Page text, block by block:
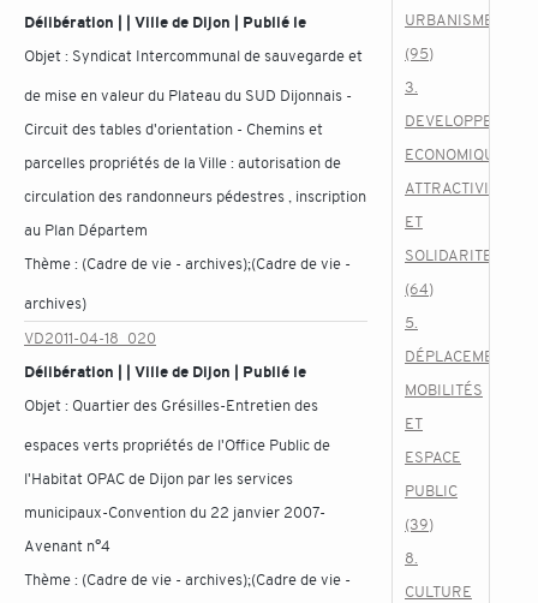
Délibération | | Ville de Dijon | Publié le
Objet : Syndicat Intercommunal de sauvegarde et
de mise en valeur du Plateau du SUD Dijonnais -
Circuit des tables d'orientation - Chemins et
parcelles propriétés de la Ville : autorisation de
circulation des randonneurs pédestres , inscription
au Plan Départem
Thème : (Cadre de vie - archives);(Cadre de vie -
archives)
VD2011-04-18_020
Délibération | | Ville de Dijon | Publié le
Objet : Quartier des Grésilles-Entretien des
espaces verts propriétés de l'Office Public de
l'Habitat OPAC de Dijon par les services
municipaux-Convention du 22 janvier 2007-
Avenant n°4
Thème : (Cadre de vie - archives);(Cadre de vie -
URBANISME
(95)
3.
DEVELOPPEMENT
ECONOMIQUE,
ATTRACTIVITE
ET
SOLIDARITES
(64)
5.
DÉPLACEMENTS,
MOBILITÉS
ET
ESPACE
PUBLIC
(39)
8.
CULTURE